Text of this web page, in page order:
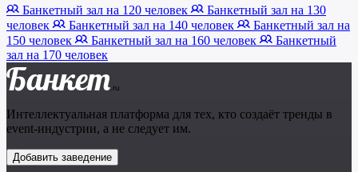
Банкетный зал на 120 человек
Банкетный зал на 130
человек
Банкетный зал на 140 человек
Банкетный зал на
150 человек
Банкетный зал на 160 человек
Банкетный
зал на 170 человек
Банкет.ru
Интеллектуальная платформа для тех, кто создаёт тренды в
event-индустрии, а не следует им.
Добавить заведение